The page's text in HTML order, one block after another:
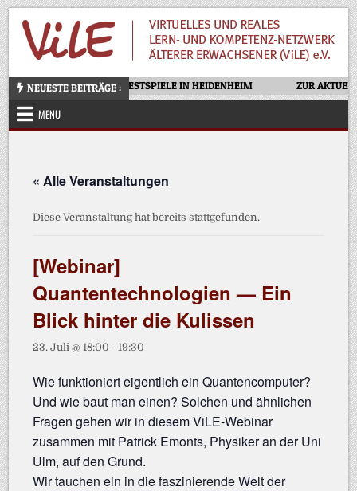
Skip
to
content
NEUESTE BEITRÄGE :
OTELLO – OPERNFESTSPIELE IN HEIDENHEIM ZUR
MENU
« Alle Veranstaltungen
Diese Veranstaltung hat bereits stattgefunden.
[Webinar]
Quantentechnologien — Ein
Blick hinter die Kulissen
23. Juli @ 18:00 -19:30
Wie funktioniert eigentlich ein Quantencomputer?
Und wie baut man einen? Solchen und ähnlichen
Fragen gehen wir in diesem ViLE-Webinar
zusammen mit Patrick Emonts, Physiker an der Uni
Ulm, auf den Grund.
Wir tauchen ein in die faszinierende Welt der